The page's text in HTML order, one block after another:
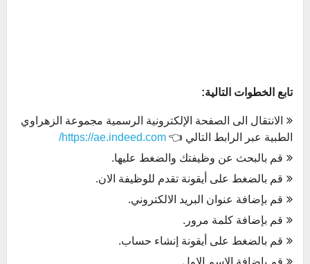
تابع الخطوات التالية:
الانتقال الى الصفحة الإلكترونية الرسمية مجموعة الزهراوي
الطبية عبر الرابط التالي 👈 https://ae.indeed.com/
قم بالبحث عن وظيفتك والضغط عليها.
قم بالضغط على أيقونة تقدم للوظيفة الان.
قم بإضافة عنوان البريد الالكتروني.
قم بإضافة كلمة مرور.
قم بالضغط على أيقونة إنشاء حساب.